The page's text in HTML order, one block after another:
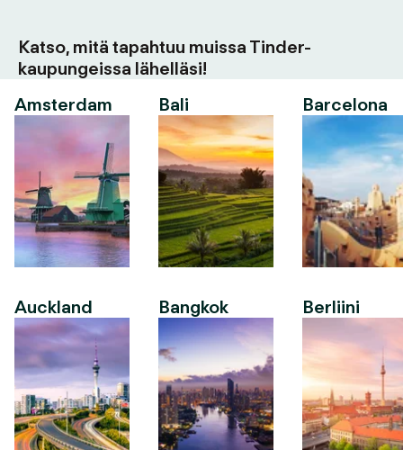
Katso, mitä tapahtuu muissa Tinder-
kaupungeissa lähelläsi!
Amsterdam
Auckland
Bali
Bangkok
Barcelona
Berliini